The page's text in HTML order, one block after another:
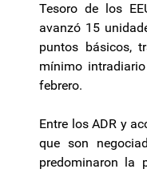
Tesoro de los
avanzó 15
puntos básicos,
mínimo
febrero.
Entre los ADR y
que son
predominaron la